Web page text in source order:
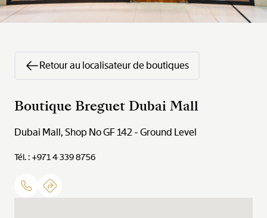
Retour au localisateur de boutiques
Boutique Breguet Dubai Mall
Dubai Mall, Shop No GF 142 - Ground Level
Tél. : +971 4 339 8756